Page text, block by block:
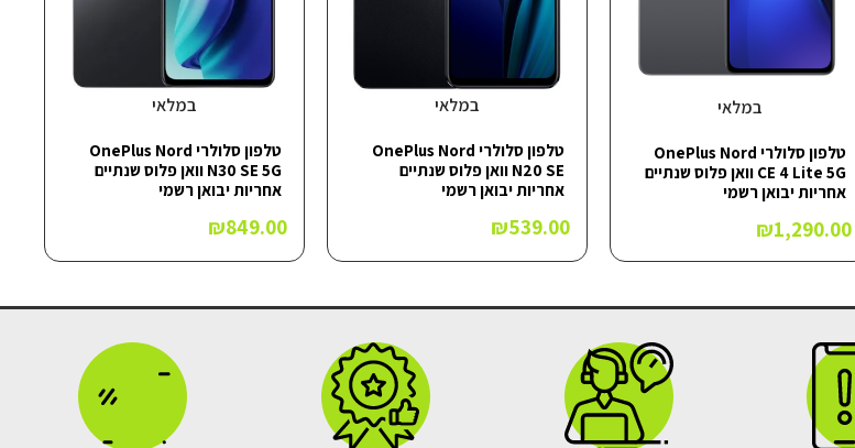
במלאי
טלפון סלולרי OnePlus Nord
CE 4 Lite 5G וואן פלוס שנתיים
אחריות יבואן רשמי
₪1,290.00
במלאי
טלפון סלולרי OnePlus Nord
N20 SE וואן פלוס שנתיים
אחריות יבואן רשמי
₪539.00
במלאי
טלפון סלולרי OnePlus Nord
N30 SE 5G וואן פלוס שנתיים
אחריות יבואן רשמי
₪849.00